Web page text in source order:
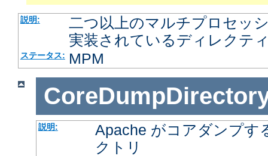
説明:
二つ以上のマルチプロセッ
実装されているディレクテ
ステータス: MPM
説明:
Apache がコアダンプす
クトリ